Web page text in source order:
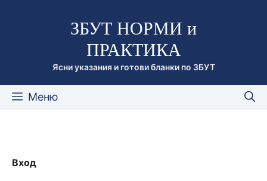
съдържаниетоЗБУТ НОРМИ и
ПРАКТИКА
Ясни указания и готови бланки по ЗБУТ
Меню
Вход